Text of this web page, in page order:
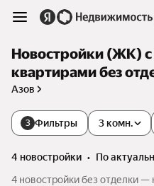
Новостройки (ЖК)
квартирами без
Азов
3 Фильтры 3 комн.
4 новостройки •
по
4 новостройки без отделки —